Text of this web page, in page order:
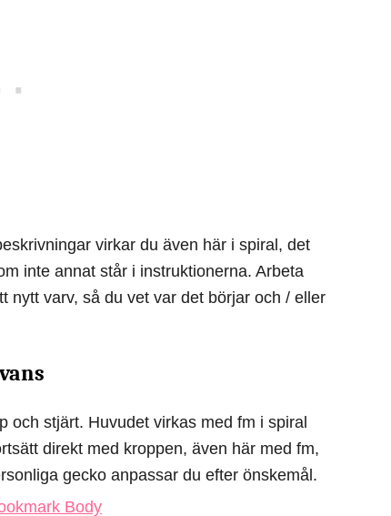
virkar du även här i spiral, det
inte annat står i instruktionerna. Arbeta
nytt varv, så du vet var det börjar och / eller
och stjärt. Huvudet virkas med fm i spiral
direkt med kroppen, även här med fm,
gecko anpassar du efter önskemål.